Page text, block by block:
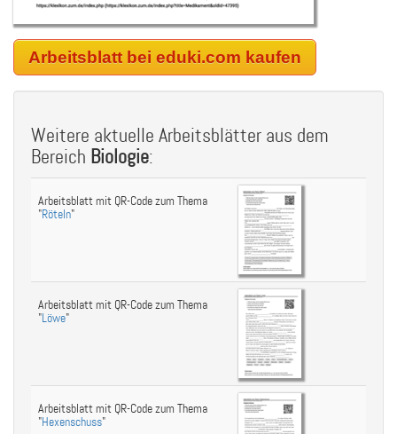
Arbeitsblatt bei eduki.com kaufen
Weitere aktuelle Arbeitsblätter aus dem
Bereich Biologie:
Arbeitsblatt mit QR-Code zum Thema
"Röteln"
Arbeitsblatt mit QR-Code zum Thema
"Löwe"
Arbeitsblatt mit QR-Code zum Thema
"Hexenschuss"